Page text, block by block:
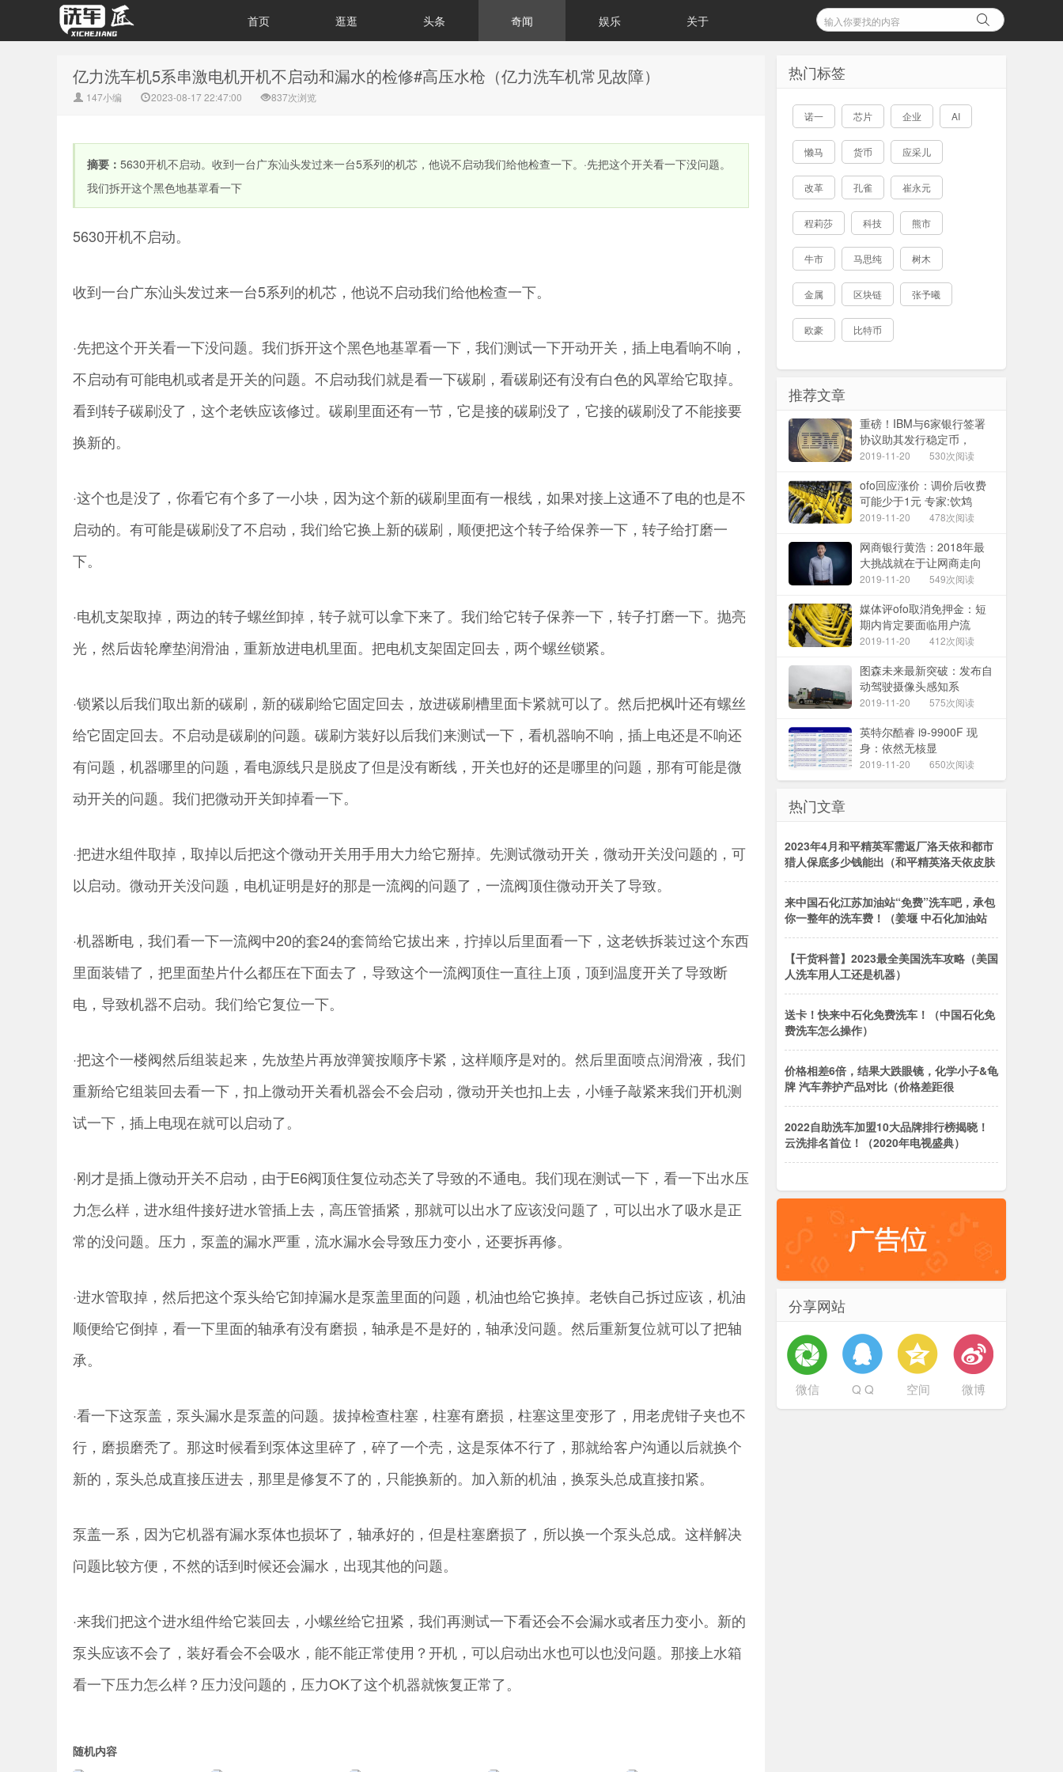
首页 逛逛 头条 奇闻 娱乐 关于
亿力洗车机5系串激电机开机不启动和漏水的检修#高压水枪（亿力洗车机常见故障）
147小编 2023-08-17 22:47:00 837次浏览
摘要： 5630开机不启动。收到一台广东汕头发过来一台5系列的机芯，他说不启动我们给他检查一下。·先把这个开关看一下没问题。
我们拆开这个黑色地基罩看一下
5630开机不启动。
收到一台广东汕头发过来一台5系列的机芯，他说不启动我们给他检查一下。
·先把这个开关看一下没问题。我们拆开这个黑色地基罩看一下，我们测试一下开动开关，插上电看响不响，
不启动有可能电机或者是开关的问题。不启动我们就是看一下碳刷，看碳刷还有没有白色的风罩给它取掉。
看到转子碳刷没了，这个老铁应该修过。碳刷里面还有一节，它是接的碳刷没了，它接的碳刷没了不能接要
换新的。
·这个也是没了，你看它有个多了一小块，因为这个新的碳刷里面有一根线，如果对接上这通不了电的也是不
启动的。有可能是碳刷没了不启动，我们给它换上新的碳刷，顺便把这个转子给保养一下，转子给打磨一
下。
·电机支架取掉，两边的转子螺丝卸掉，转子就可以拿下来了。我们给它转子保养一下，转子打磨一下。抛亮
光，然后齿轮摩垫润滑油，重新放进电机里面。把电机支架固定回去，两个螺丝锁紧。
·锁紧以后我们取出新的碳刷，新的碳刷给它固定回去，放进碳刷槽里面卡紧就可以了。然后把枫叶还有螺丝
给它固定回去。不启动是碳刷的问题。碳刷方装好以后我们来测试一下，看机器响不响，插上电还是不响还
有问题，机器哪里的问题，看电源线只是脱皮了但是没有断线，开关也好的还是哪里的问题，那有可能是微
动开关的问题。我们把微动开关卸掉看一下。
·把进水组件取掉，取掉以后把这个微动开关用手用大力给它掰掉。先测试微动开关，微动开关没问题的，可
以启动。微动开关没问题，电机证明是好的那是一流阀的问题了，一流阀顶住微动开关了导致。
·机器断电，我们看一下一流阀中20的套24的套筒给它拔出来，拧掉以后里面看一下，这老铁拆装过这个东西
里面装错了，把里面垫片什么都压在下面去了，导致这个一流阀顶住一直往上顶，顶到温度开关了导致断
电，导致机器不启动。我们给它复位一下。
·把这个一楼阀然后组装起来，先放垫片再放弹簧按顺序卡紧，这样顺序是对的。然后里面喷点润滑液，我们
重新给它组装回去看一下，扣上微动开关看机器会不会启动，微动开关也扣上去，小锤子敲紧来我们开机测
试一下，插上电现在就可以启动了。
·刚才是插上微动开关不启动，由于E6阀顶住复位动态关了导致的不通电。我们现在测试一下，看一下出水压
力怎么样，进水组件接好进水管插上去，高压管插紧，那就可以出水了应该没问题了，可以出水了吸水是正
常的没问题。压力，泵盖的漏水严重，流水漏水会导致压力变小，还要拆再修。
·进水管取掉，然后把这个泵头给它卸掉漏水是泵盖里面的问题，机油也给它换掉。老铁自己拆过应该，机油
顺便给它倒掉，看一下里面的轴承有没有磨损，轴承是不是好的，轴承没问题。然后重新复位就可以了把轴
承。
·看一下这泵盖，泵头漏水是泵盖的问题。拔掉检查柱塞，柱塞有磨损，柱塞这里变形了，用老虎钳子夹也不
行，磨损磨秃了。那这时候看到泵体这里碎了，碎了一个壳，这是泵体不行了，那就给客户沟通以后就换个
新的，泵头总成直接压进去，那里是修复不了的，只能换新的。加入新的机油，换泵头总成直接扣紧。
泵盖一系，因为它机器有漏水泵体也损坏了，轴承好的，但是柱塞磨损了，所以换一个泵头总成。这样解决
问题比较方便，不然的话到时候还会漏水，出现其他的问题。
·来我们把这个进水组件给它装回去，小螺丝给它扭紧，我们再测试一下看还会不会漏水或者压力变小。新的
泵头应该不会了，装好看会不会吸水，能不能正常使用？开机，可以启动出水也可以也没问题。那接上水箱
看一下压力怎么样？压力没问题的，压力OK了这个机器就恢复正常了。
随机内容
热门标签
诺一 芯片 企业 AI
懒马 货币 应采儿
改革 孔雀 崔永元
程莉莎 科技 熊市
牛市 马思纯 树木
金属 区块链 张予曦
欧豪 比特币
推荐文章
重磅！IBM与6家银行签署
协议助其发行稳定币，
2019-11-20 530次阅读
ofo回应涨价：调价后收费
可能少于1元 专家:饮鸩
2019-11-20 478次阅读
网商银行黄浩：2018年最
大挑战就在于让网商走向
2019-11-20 549次阅读
媒体评ofo取消免押金：短
期内肯定要面临用户流
2019-11-20 412次阅读
图森未来最新突破：发布自
动驾驶摄像头感知系
2019-11-20 575次阅读
英特尔酷睿 i9-9900F 现
身：依然无核显
2019-11-20 650次阅读
热门文章
2023年4月和平精英军需返厂洛天依和都市
猎人保底多少钱能出（和平精英洛天依皮肤
来中国石化江苏加油站“免费”洗车吧，承包
你一整年的洗车费！（姜堰 中石化加油站
【干货科普】2023最全美国洗车攻略（美国
人洗车用人工还是机器）
送卡！快来中石化免费洗车！（中国石化免
费洗车怎么操作）
价格相差6倍，结果大跌眼镜，化学小子&龟
牌 汽车养护产品对比（价格差距很
2022自助洗车加盟10大品牌排行榜揭晓！
云洗排名首位！（2020年电视盛典）
分享网站
微信 Q Q 空间 微博